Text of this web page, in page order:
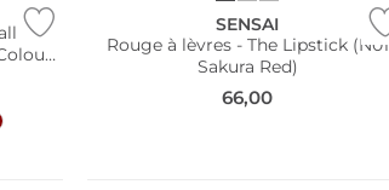
SENSAI
Rouge à lèvres - The Lipstick (N01
Sakura Red)
66,00